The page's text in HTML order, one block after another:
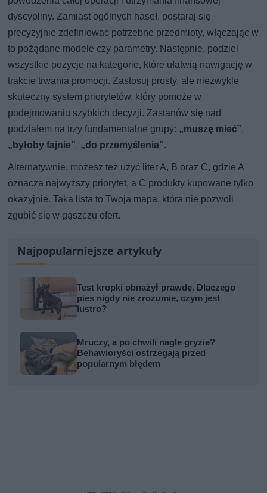
dyscypliny. Zamiast ogólnych haseł, postaraj się
precyzyjnie zdefiniować potrzebne przedmioty, włączając w
to pożądane modele czy parametry. Następnie, podziel
wszystkie pozycje na kategorie, które ułatwią nawigację w
trakcie trwania promocji. Zastosuj prosty, ale niezwykle
skuteczny system priorytetów, który pomoże w
podejmowaniu szybkich decyzji. Zastanów się nad
podziałem na trzy fundamentalne grupy: „muszę mieć”,
„byłoby fajnie”, „do przemyślenia”.
Alternatywnie, możesz też użyć liter A, B oraz C, gdzie A
oznacza najwyższy priorytet, a C produkty kupowane tylko
okazyjnie. Taka lista to Twoja mapa, która nie pozwoli
zgubić się w gąszczu ofert.
Najpopularniejsze artykuły
Test kropki obnażył prawdę. Dlaczego
pies nigdy nie zrozumie, czym jest
lustro?
Mruczy, a po chwili nagle gryzie?
Behawioryści ostrzegają przed
popularnym błędem